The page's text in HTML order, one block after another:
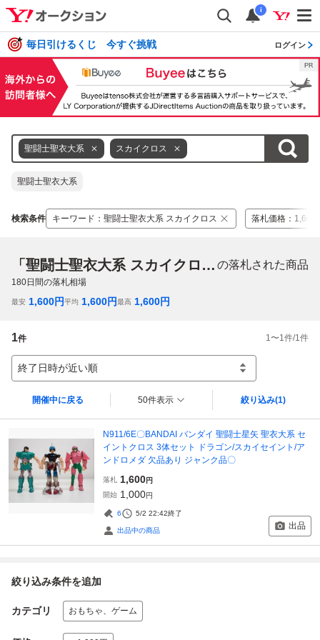
i
毎日引けるくじ 今すぐ挑戦 ログイン
聖闘士聖衣大系 スカイクロス
聖闘士聖衣大系
検索条件 キーワード ： 聖闘士聖衣大系 スカイクロス 落札価格 ： 1,600
「聖闘士聖衣大系 スカイクロス」 の落札された商品
180日間の落札相場
最安 1,600円平均 1,600円最高 1,600円
1件 1 〜1 件/1 件
終了日時が近い順
開催中に戻る 50件表示 絞り込み(1)
N911/6E〇BANDAI バンダイ 聖闘士星矢 聖衣大系 セ
イントクロス 3体セット ドラゴン/スカイセイント/ア
ンドロメダ 欠品あり ジャンク品〇
落札 1,600円
開始 1,000円
6 5/2 22:42終了
出品中の商品 出品
絞り込み条件を追加
カテゴリ おもちゃ、ゲーム